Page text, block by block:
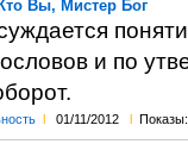
Вы, Мистер Бог
и по
l 01/11/2012 l